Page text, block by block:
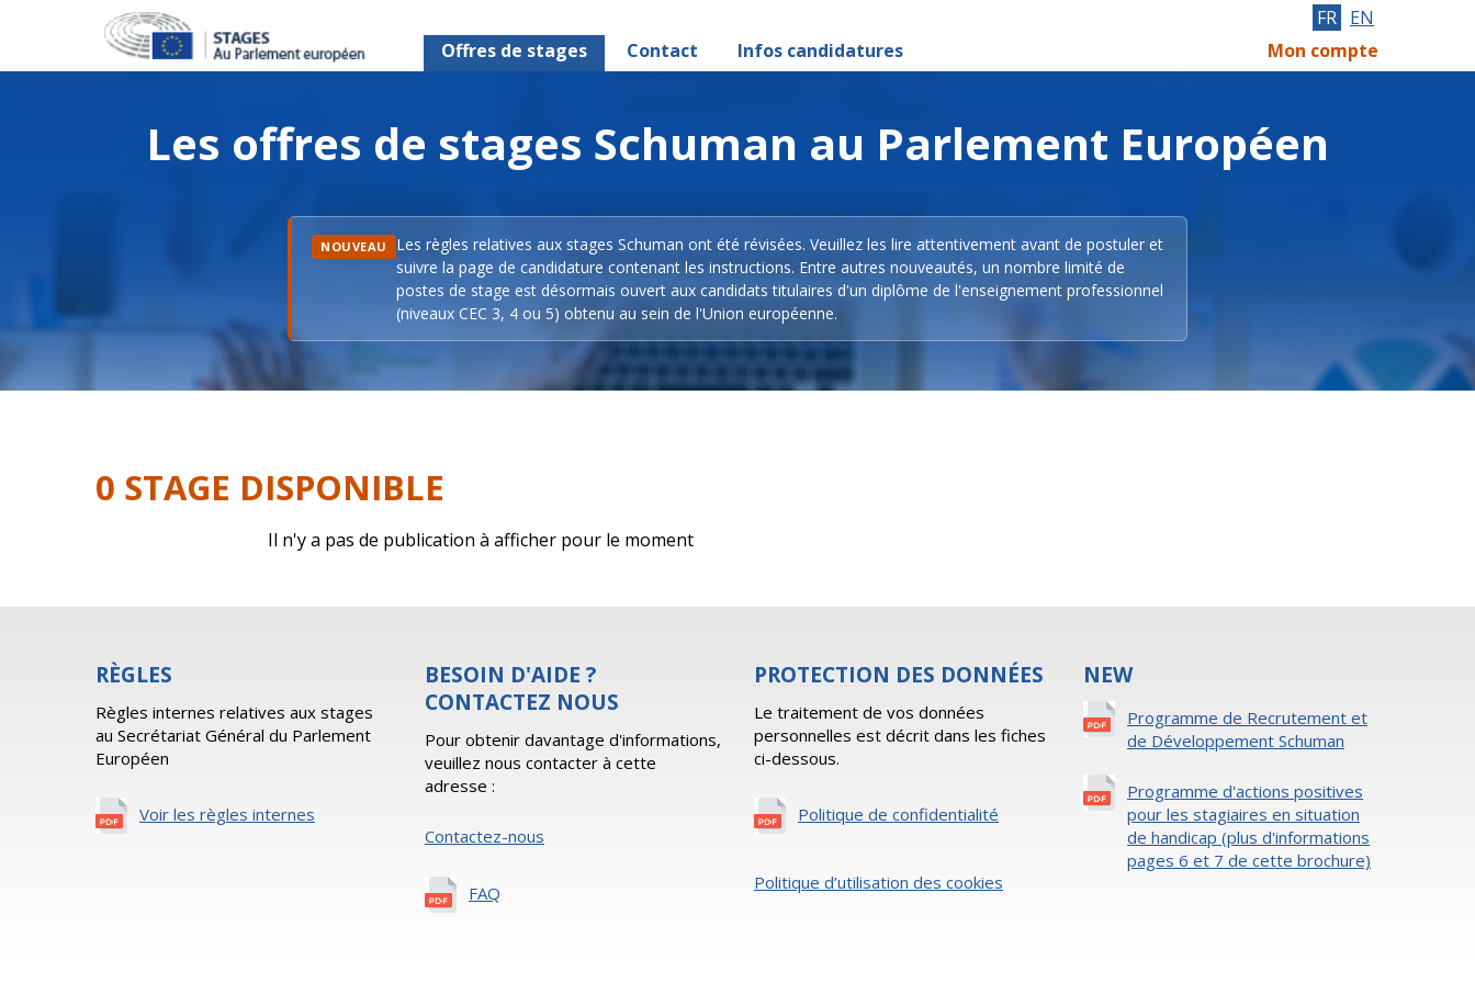
Offres de stages Contact Infos candidatures
FR EN
Mon compte
Les offres de stages Schuman au Parlement Européen
NOUVEAU
Les règles relatives aux stages Schuman ont été révisées. Veuillez les lire attentivement avant de postuler et
suivre la page de candidature contenant les instructions. Entre autres nouveautés, un nombre limité de
postes de stage est désormais ouvert aux candidats titulaires d'un diplôme de l'enseignement professionnel
(niveaux CEC 3, 4 ou 5) obtenu au sein de l'Union européenne.
0 STAGE DISPONIBLE
Il n'y a pas de publication à afficher pour le moment
RÈGLES
Règles internes relatives aux stages
au Secrétariat Général du Parlement
Européen
Voir les règles internes
BESOIN D'AIDE ?
CONTACTEZ NOUS
Pour obtenir davantage d'informations,
veuillez nous contacter à cette
adresse :
Contactez-nous
FAQ
PROTECTION DES DONNÉES
Le traitement de vos données
personnelles est décrit dans les fiches
ci-dessous.
Politique de confidentialité
Politique d’utilisation des cookies
NEW
Programme de Recrutement et
de Développement Schuman
Programme d'actions positives
pour les stagiaires en situation
de handicap (plus d'informations
pages 6 et 7 de cette brochure)